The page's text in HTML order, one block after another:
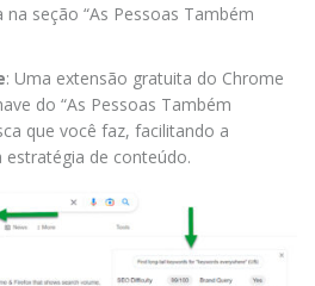
seção “As Pessoas Também
: Uma extensão gratuita do Chrome
do “As Pessoas Também
que você faz, facilitando a
estratégia de conteúdo.